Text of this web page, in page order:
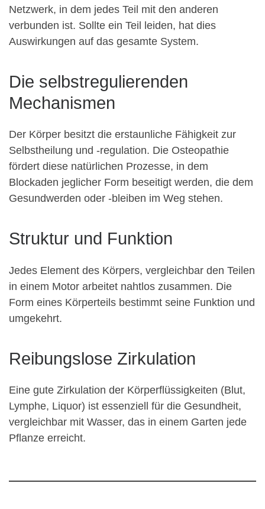
Netzwerk, in dem jedes Teil mit den anderen
verbunden ist. Sollte ein Teil leiden, hat dies
Auswirkungen auf das gesamte System.
Die selbstregulierenden
Mechanismen
Der Körper besitzt die erstaunliche Fähigkeit zur
Selbstheilung und -regulation. Die Osteopathie
fördert diese natürlichen Prozesse, in dem
Blockaden jeglicher Form beseitigt werden, die dem
Gesundwerden oder -bleiben im Weg stehen.
Struktur und Funktion
Jedes Element des Körpers, vergleichbar den Teilen
in einem Motor arbeitet nahtlos zusammen. Die
Form eines Körperteils bestimmt seine Funktion und
umgekehrt.
Reibungslose Zirkulation
Eine gute Zirkulation der Körperflüssigkeiten (Blut,
Lymphe, Liquor) ist essenziell für die Gesundheit,
vergleichbar mit Wasser, das in einem Garten jede
Pflanze erreicht.